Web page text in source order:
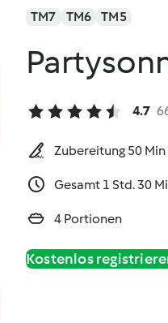
TM7 TM6 TM5
4.7
Zubereitung 50 Min
Gesamt 1 Std. 30
4 Portionen
Kostenlos